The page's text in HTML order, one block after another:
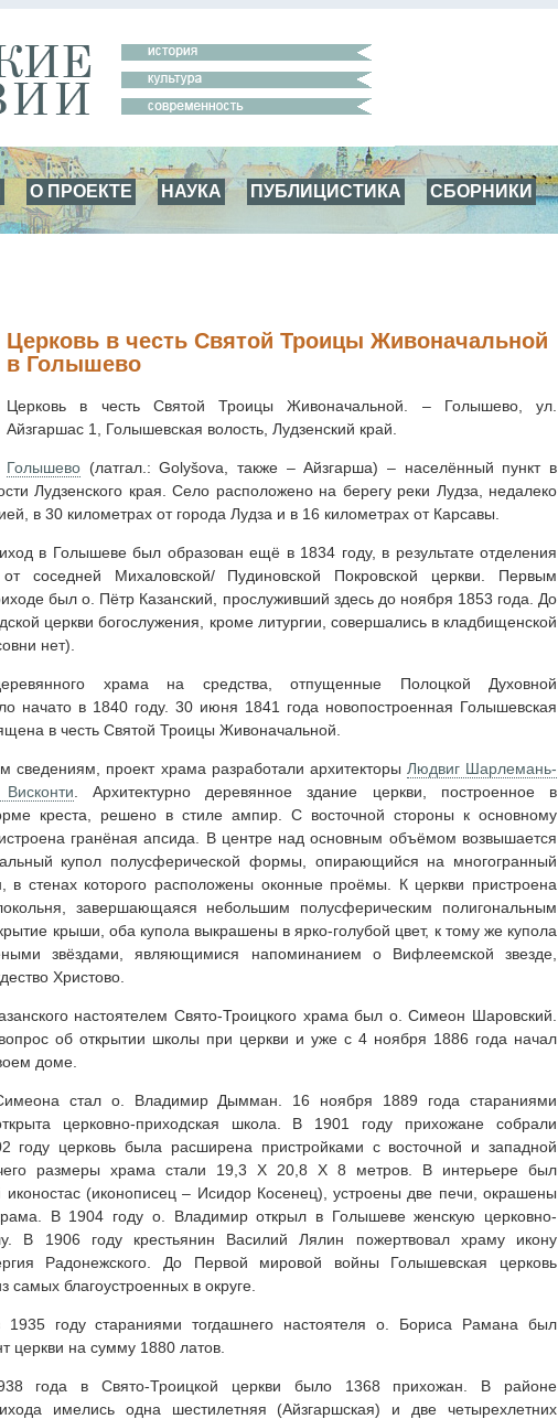
О ПРОЕКТЕ НАУКА ПУБЛИЦИСТИКА СБОРНИКИ
Церковь в честь Святой Троицы Живоначальной
в Голышево
Церковь в честь Святой Троицы Живоначальной. – Голышево, ул.
Айзгаршас 1, Голышевская волость, Лудзенский край.
Голышево (латгал.: Golyšova, также – Айзгарша) – населённый пункт в
Лудзенского края. Село расположено на берегу реки Лудза, недалеко
в 30 километрах от города Лудза и в 16 километрах от Карсавы.
в Голышеве был образован ещё в 1834 году, в результате отделения
соседней Михаловской/ Пудиновской Покровской церкви. Первым
был о. Пётр Казанский, прослуживший здесь до ноября 1853 года. До
церкви богослужения, кроме литургии, совершались в кладбищенской
нет).
храма на средства, отпущенные Полоцкой Духовной
начато в 1840 году. 30 июня 1841 года новопостроенная Голышевская
в честь Святой Троицы Живоначальной.
сведениям, проект храма разработали архитекторы Людвиг Шарлемань-
. Архитектурно деревянное здание церкви, построенное в
креста, решено в стиле ампир. С восточной стороны к основному
гранёная апсида. В центре над основным объёмом возвышается
купол полусферической формы, опирающийся на многогранный
в стенах которого расположены оконные проёмы. К церкви пристроена
завершающаяся небольшим полусферическим полигональным
крыши, оба купола выкрашены в ярко-голубой цвет, к тому же купола
звёздами, являющимися напоминанием о Вифлеемской звезде,
Христово.
настоятелем Свято-Троицкого храма был о. Симеон Шаровский.
об открытии школы при церкви и уже с 4 ноября 1886 года начал
доме.
стал о. Владимир Дымман. 16 ноября 1889 года стараниями
церковно-приходская школа. В 1901 году прихожане собрали
году церковь была расширена пристройками с восточной и западной
размеры храма стали 19,3 Х 20,8 Х 8 метров. В интерьере был
иконостас (иконописец – Исидор Косенец), устроены две печи, окрашены
В 1904 году о. Владимир открыл в Голышеве женскую церковно-
В 1906 году крестьянин Василий Лялин пожертвовал храму икону
Радонежского. До Первой мировой войны Голышевская церковь
самых благоустроенных в округе.
году стараниями тогдашнего настоятеля о. Бориса Рамана был
церкви на сумму 1880 латов.
года в Свято-Троицкой церкви было 1368 прихожан. В районе
имелись одна шестилетняя (Айзгаршская) и две четырехлетних